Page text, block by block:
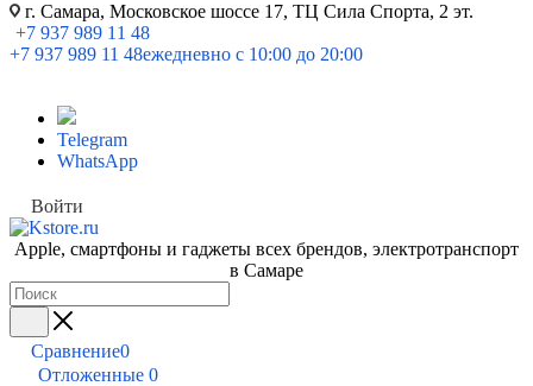
г. Самара, Московское шоссе 17, ТЦ Сила Спорта, 2 эт.
+7 937 989 11 48
+7 937 989 11 48ежедневно с 10:00 до 20:00
Telegram
WhatsApp
Войти
Apple, cмартфоны и гаджеты всех брендов, электротранспорт
в Самаре
Сравнение0
Отложенные 0